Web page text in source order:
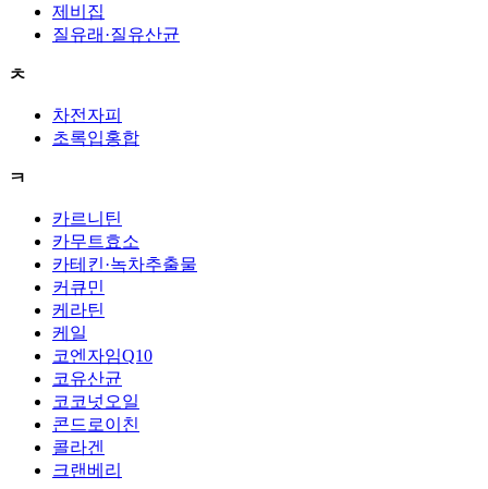
제비집
질유래·질유산균
ㅊ
차전자피
초록입홍합
ㅋ
카르니틴
카무트효소
카테킨·녹차추출물
커큐민
케라틴
케일
코엔자임Q10
코유산균
코코넛오일
콘드로이친
콜라겐
크랜베리